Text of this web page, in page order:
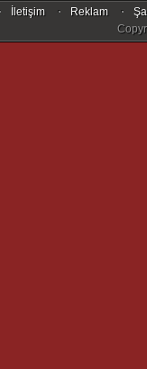
İletişim Reklam